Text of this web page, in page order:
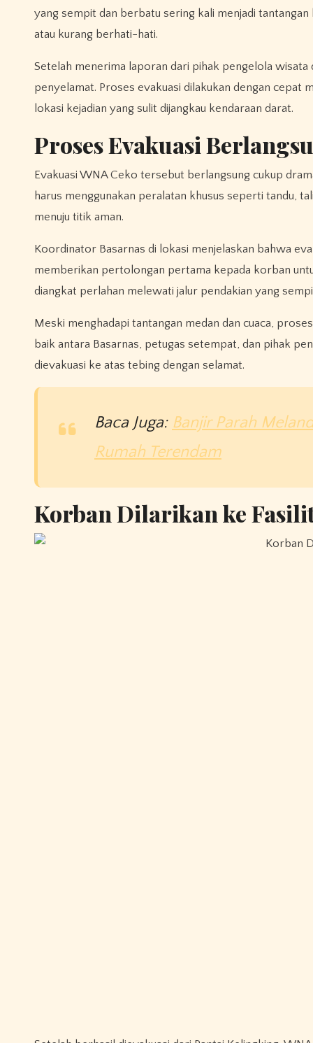
yang sempit dan berbatu sering kali menjadi
atau kurang berhati-hati.
Setelah menerima laporan dari pihak pengelola
penyelamat. Proses evakuasi dilakukan dengan
lokasi kejadian yang sulit dijangkau kendaraan darat.
Proses Evakuasi
Evakuasi WNA Ceko tersebut berlangsung cukup
harus menggunakan peralatan khusus seperti tandu,
menuju titik aman.
Koordinator Basarnas di lokasi menjelaskan bahwa
memberikan pertolongan pertama kepada korban
diangkat perlahan melewati jalur pendakian yang
Meski menghadapi tantangan medan dan cuaca,
baik antara Basarnas, petugas setempat, dan pihak
dievakuasi ke atas tebing dengan selamat.
Baca Juga: Banjir Parah
Rumah Terendam
Korban Dilarikan ke